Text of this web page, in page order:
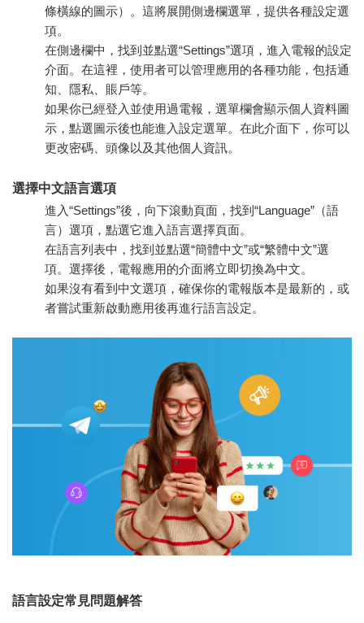
條橫線的圖示）。這將展開側邊欄選單，提供各種設定選
項。
在側邊欄中，找到並點選“Settings”選項，進入電報的設定
介面。在這裡，使用者可以管理應用的各種功能，包括通
知、隱私、賬戶等。
如果你已經登入並使用過電報，選單欄會顯示個人資料圖
示，點選圖示後也能進入設定選單。在此介面下，你可以
更改密碼、頭像以及其他個人資訊。
選擇中文語言選項
進入“Settings”後，向下滾動頁面，找到“Language”（語
言）選項，點選它進入語言選擇頁面。
在語言列表中，找到並點選“簡體中文”或“繁體中文”選
項。選擇後，電報應用的介面將立即切換為中文。
如果沒有看到中文選項，確保你的電報版本是最新的，或
者嘗試重新啟動應用後再進行語言設定。
語言設定常見問題解答